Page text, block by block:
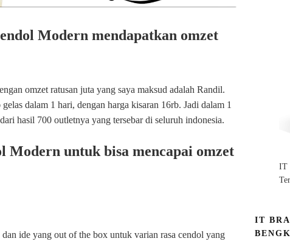
Modern mendapatkan omzet
omzet ratusan juta yang saya maksud adalah Randil.
dalam 1 hari, dengan harga kisaran 16rb. Jadi dalam 1
hasil 700 outletnya yang tersebar di seluruh indonesia.
Modern untuk bisa mencapai omzet
ide yang out of the box untuk varian rasa cendol yang
IT
IT